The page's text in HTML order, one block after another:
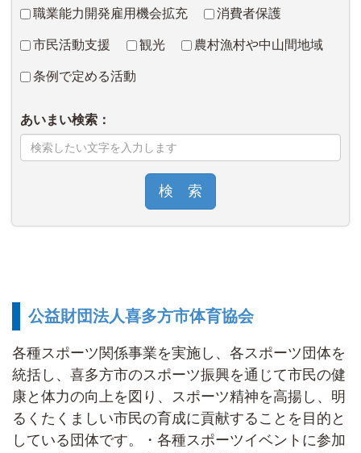
職業能力開発雇用機会拡充 消費者保護
市民活動支援 観光 農村漁村や中山間地域
条例で定める活動
あいまい検索：
検 索
公益財団法人喜多方市体育協会
各種スポーツ関係事業を実施し、各スポーツ団体を
統括し、喜多方市のスポーツ振興を通じて市民の健
康と体力の向上を図り、スポーツ精神を高揚し、明
るくたくましい市民の育成に貢献することを目的と
している団体です。・各種スポーツイベントに参加